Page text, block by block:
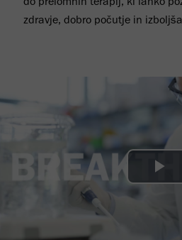
zdravje, dobro počutje in